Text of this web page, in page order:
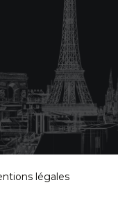
légales